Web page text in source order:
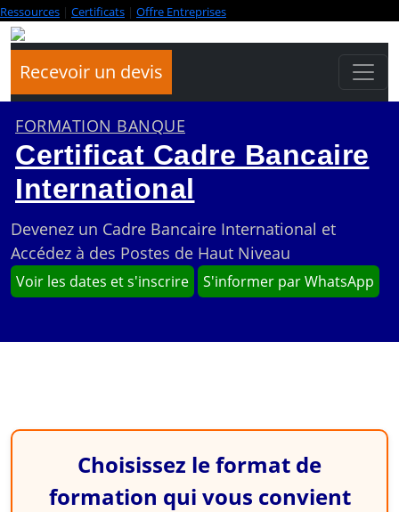
Ressources | Certificats | Offre Entreprises
Recevoir un devis
FORMATION BANQUE
Certificat Cadre Bancaire
International
Devenez un Cadre Bancaire International et
Accédez à des Postes de Haut Niveau
Voir les dates et s'inscrire S'informer par WhatsApp
Choisissez le format de
formation qui vous convient